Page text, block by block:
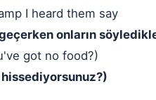
I heard them say
onların
got no food?)